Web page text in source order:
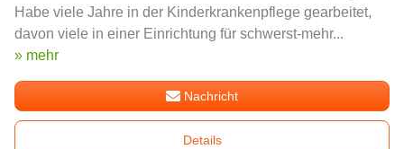
Habe viele Jahre in der Kinderkrankenpflege gearbeitet,
davon viele in einer Einrichtung für schwerst-mehr...
» mehr
Nachricht
Details